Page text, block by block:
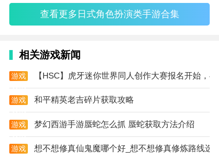
着游戏的进展逐步揭开世界的真相和背后的阴谋。
体验。
4. 角色成长：玩家可以通过战斗和任务获得经验值和资
源，用于提升角色的等级和技能，增强角色的战斗力。
5. 社交互动：游戏中还包含了社交功能，玩家可以与其
他玩家组队进行战斗，共同完成任务和挑战。
操作技巧
查看更多日式角色扮演类手游合集
相关游戏新闻
游戏
【HSC】虎牙迷你世界同人创作大赛报名开始，4
游戏
和平精英老吉碎片获取攻略
游戏
梦幻西游手游蜃蛇怎么抓 蜃蛇获取方法介绍
游戏
想不想修真仙鬼魔哪个好_想不想修真修炼路线选